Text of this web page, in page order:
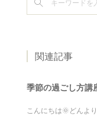
関連記事
季節の過ごし方講
こんにちは🌞どんよ